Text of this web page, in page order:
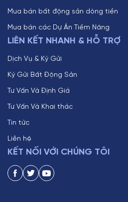
Mua bán bất động sản dòng tiền
Mua bán các Dự Án Tiềm Năng
LIÊN KẾT NHANH & HỖ TRỢ
Dịch Vụ & Ký Gửi
Ký Gửi Bất Động Sản
Tư Vấn Và Định Giá
Tư Vấn Và Khai thác
Tin tức
Liên hệ
KẾT NỐI VỚI CHÚNG TÔI